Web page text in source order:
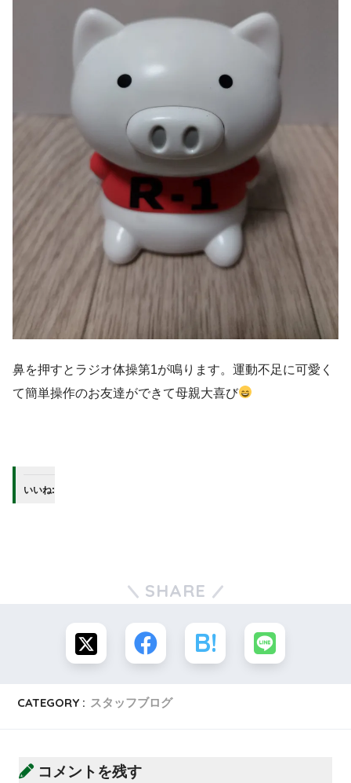
鼻を押すとラジオ体操第1が鳴ります。運動不足に可愛く
て簡単操作のお友達ができて母親大喜び
いいね:
SHARE
CATEGORY : スタッフブログ
コメントを残す